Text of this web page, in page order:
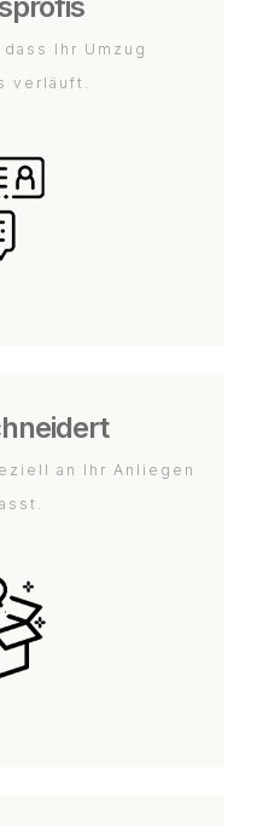
Ihr Umzug
verläuft.
an Ihr Anliegen